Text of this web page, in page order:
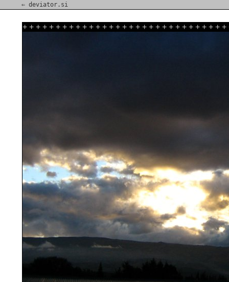
⇐ deviator.si
+ + + + + + + + + + + + + + + + + + + + + + + + + + + + + + +